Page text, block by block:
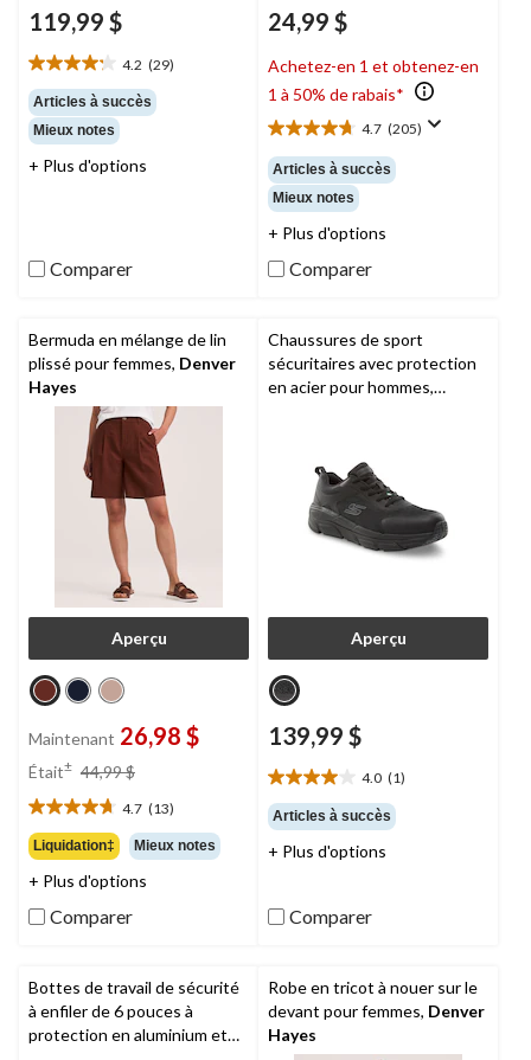
119,99 $
4.2 (29)
4.2
étoile(s)
sur
5.
29
Articles à succès
Mieux notes
+ Plus d'options
Comparer
24,99 $
Achetez-en 1 et obtenez-en
1 à 50% de rabais*
4.7 (205)
4.7
étoile(s)
sur
5.
205
Articles à succès
Mieux notes
+ Plus d'options
Comparer
Bermuda en mélange de lin
plissé pour femmes, Denver
Hayes
Aperçu
Maintenant 26,98 $
Était± 44,99 $
44,99 $
4.7 (13)
4.7
étoile(s)
sur
5.
13
évaluations
Liquidation‡ Mieux notes
+ Plus d'options
Comparer
Chaussures de sport
sécuritaires avec protection
en acier pour hommes,
Aperçu
139,99 $
4.0 (1)
4.0
étoile(s)
sur
5.
Articles à succès
+ Plus d'options
Comparer
Bottes de travail de sécurité
à enfiler de 6 pouces à
protection en aluminium et
Robe en tricot à nouer sur le
devant pour femmes, Denver
Hayes